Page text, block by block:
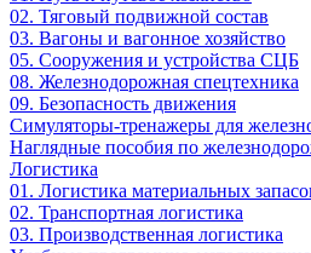
02. Тяговый подвижной состав
03. Вагоны и вагонное хозяйство
05. Сооружения и устройства СЦБ
08. Железнодорожная спецтехника
09. Безопасность движения
Симуляторы-тренажеры для
Наглядные пособия по
Логистика
01. Логистика материальных
02. Транспортная логистика
03. Производственная логистика